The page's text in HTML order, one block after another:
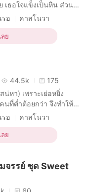
รองโลก ---------------
ถ่ายชายหนุ่มไว้ไปให้ทั้ง
าร์และธัญมณกรี๊ดกร๊าด
รอ
คาสโนวา
ล่อ
ญิง
R-18
งบ้าคลั่ง
ลย
44.5k
175
น่หา) เพราะเย่อหยิ่ง
นที่ต่ำต้อยกว่า จึงทำให้
ยกาจ" แต่ทว่า...นั่น
ราะเธอกำลังเผชิญกับ
วามรัก ความเป็นหนึ่งใน
รอ
คาสโนวา
ล่อ
R-18
โรแมนติก
าเศรษฐี
ลย
จรรย์ ชุด Sweet